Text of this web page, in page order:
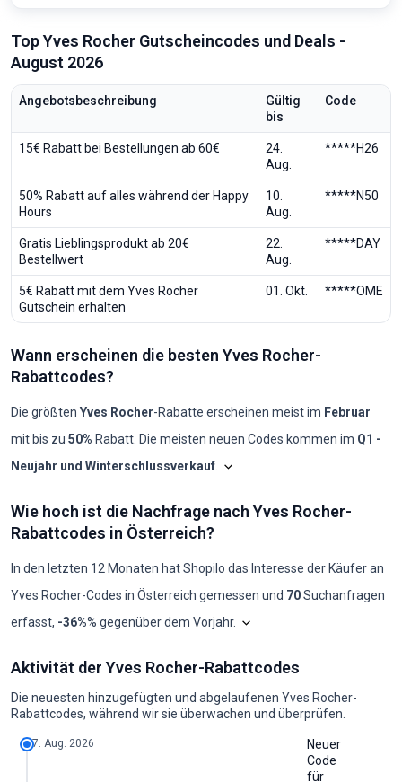
Top Yves Rocher Gutscheincodes und Deals -
August 2026
Angebotsbeschreibung
Gültig
bis
Code
15€ Rabatt bei Bestellungen ab 60€
24.
Aug.
*****H26
50% Rabatt auf alles während der Happy
Hours
10.
Aug.
*****N50
Gratis Lieblingsprodukt ab 20€
Bestellwert
22.
Aug.
*****DAY
5€ Rabatt mit dem Yves Rocher
Gutschein erhalten
01. Okt. *****OME
Wann erscheinen die besten Yves Rocher-
Rabattcodes?
Die größten Yves Rocher-Rabatte erscheinen meist im Februar
mit bis zu 50% Rabatt. Die meisten neuen Codes kommen im Q1 -
Neujahr und Winterschlussverkauf
Monat Neue CodesMax. RabattMin. RabattCodes ≥50%Codes ≥70%
2025-080 - -
2025-100 - - 0 0
2025-120 - - 0 0
2026-01
1 10% 10%
2026-02
1 50% 50%
2026-041 20% 20% 0
2026-060 - - 0 0
2026-071 50% 10% 1 0
Wie hoch ist die Nachfrage nach Yves Rocher-
Rabattcodes in Österreich?
In den letzten 12 Monaten hat Shopilo das Interesse der Käufer an
Yves Rocher-Codes in Österreich gemessen und 70Suchanfragen
erfasst, -36%% gegenüber dem Vorjahr.
Jahr
Jän Feb Mär Apr Mai Jun Jul Aug
2024
10 10 10
2025 10 10 10 10 10 10 10 10 0 10
2026 10 0 0 0 0 0 0 0 0 -
Aktivität der Yves Rocher-Rabattcodes
Die neuesten hinzugefügten und abgelaufenen Yves Rocher-
Rabattcodes, während wir sie überwachen und überprüfen.
7. Aug. 2026
Neuer
Code
für